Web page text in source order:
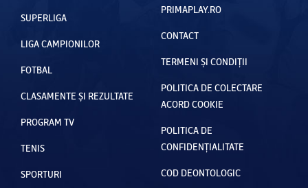
SUPERLIGA
LIGA CAMPIONILOR
FOTBAL
CLASAMENTE ȘI REZULTATE
PROGRAM TV
TENIS
SPORTURI
PRIMAPLAY.RO
CONTACT
TERMENI ȘI CONDIȚII
POLITICA DE COLECTARE
ACORD COOKIE
POLITICA DE
CONFIDENȚIALITATE
COD DEONTOLOGIC